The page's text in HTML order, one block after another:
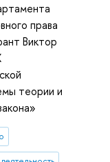
права
Виктор
теории и